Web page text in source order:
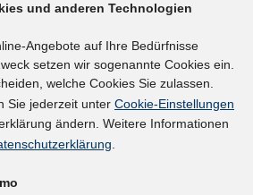
und anderen Technologien
Angebote auf Ihre Bedürfnisse
setzen wir sogenannte Cookies ein.
welche Cookies Sie zulassen.
Sie jederzeit unter Cookie-Einstellungen
ändern. Weitere Informationen
.